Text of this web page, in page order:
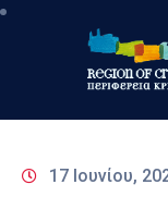
Περιφέρεια
17 Ιουνίου,